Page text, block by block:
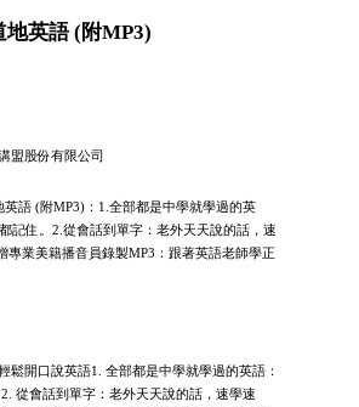
地英語 (附MP3)
盟股份有限公司
英語 (附MP3)：1.全部都是中學就學過的英
記住。2.從會話到單字：老外天天說的話，速
專業美籍播音員錄製MP3：跟著英語老師學正
鬆開口說英語1. 全部都是中學就學過的英語：
從會話到單字：老外天天說的話，速學速